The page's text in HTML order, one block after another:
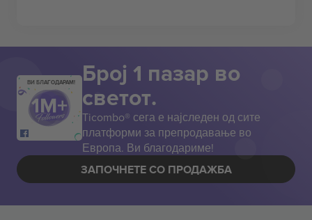
ВИ БЛАГОДАРАМ! Број 1 пазар во
светот.
Ticombo® сега е најследен од сите
платформи за препродавање во
Европа. Ви благодариме!
ЗАПОЧНЕТЕ СО ПРОДАЖБА